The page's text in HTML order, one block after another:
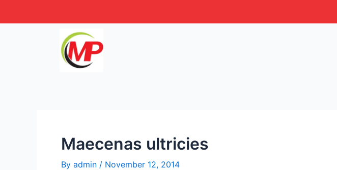
Maecenas ultricies
By admin / November 12, 2014